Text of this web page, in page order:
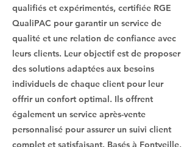
qualifiés et expérimentés, certifiée RGE
QualiPAC pour garantir un service de
qualité et une relation de confiance avec
leurs clients. Leur objectif est de proposer
des solutions adaptées aux besoins
individuels de chaque client pour leur
offrir un confort optimal. Ils offrent
également un service après-vente
personnalisé pour assurer un suivi client
complet et satisfaisant. Basés à Fontveille,